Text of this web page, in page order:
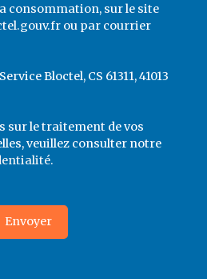
consommation, sur le site
ou par courrier
Bloctel, CS 61311, 41013
sur le traitement de vos
veuillez consulter notre
.
Envoyer